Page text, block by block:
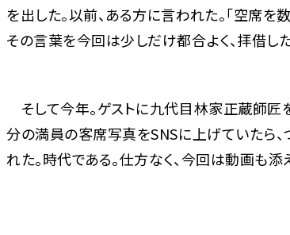
を出した。以前、ある方に言われた。「空席を
その言葉を今回は少しだけ都合よく、拝借した
そして今年。ゲストに九代目林家正蔵師匠
分の満員の客席写真をSNSに上げていたら、
れた。時代である。仕方なく、今回は動画も添